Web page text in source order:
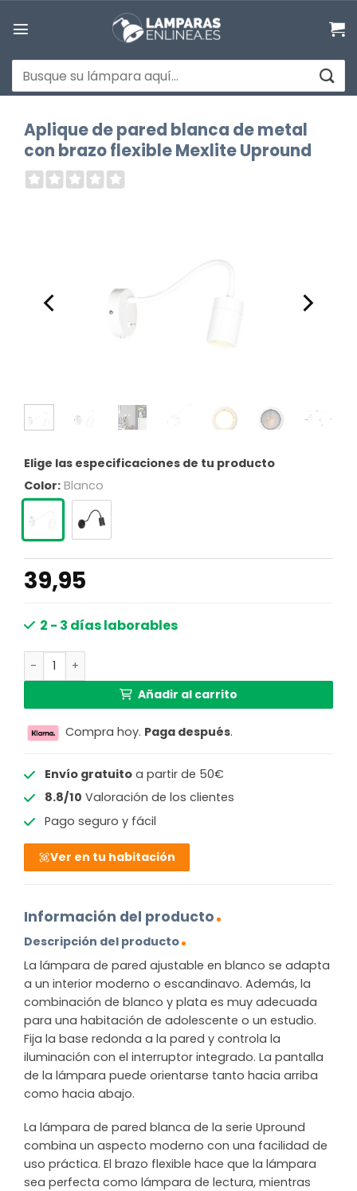
Buscar
por:
Aplique de pared blanca de metal
con brazo flexible Mexlite Upround
Elige las especificaciones de tu producto
Color: Blanco
39,95
2 - 3 días laborables
Aplique de pared blanca de metal con brazo flexible
Añadir al carrito
Compra hoy. Paga después.
Envío gratuitoa partir de 50€
8.8/10 Valoración de los clientes
Pago seguro y fácil
Ver en tu habitación
Información del producto
Descripción del producto
La lámpara de pared ajustable en blanco se adapta
a un interior moderno o escandinavo. Además, la
combinación de blanco y plata es muy adecuada
para una habitación de adolescente o un estudio.
Fija la base redonda a la pared y controla la
iluminación con el interruptor integrado. La pantalla
de la lámpara puede orientarse tanto hacia arriba
como hacia abajo.
La lámpara de pared blanca de la serie Upround
combina un aspecto moderno con una facilidad de
uso práctica. El brazo flexible hace que la lámpara
sea perfecta como lámpara de lectura, mientras